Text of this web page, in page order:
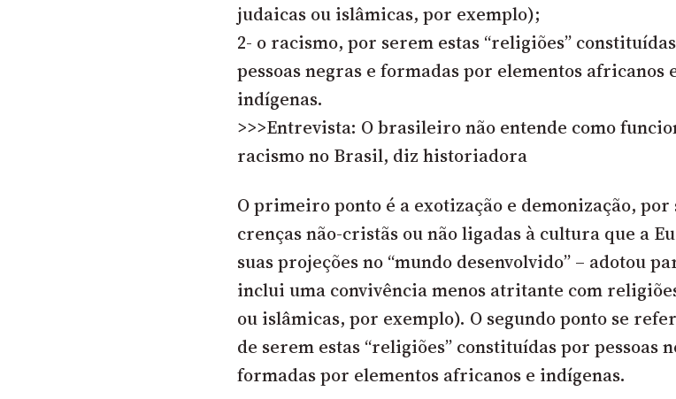
judaicas ou islâmicas, por exemplo);
2- o racismo, por serem estas “religiões”
pessoas negras e formadas por elementos africanos
indígenas.
>>>Entrevista: O brasileiro não entende como
racismo no Brasil, diz historiadora
O primeiro ponto é a exotização e demonização, por
crenças não-cristãs ou não ligadas à cultura que a
suas projeções no “mundo desenvolvido” – adotou
inclui uma convivência menos atritante com
ou islâmicas, por exemplo). O segundo ponto se
de serem estas “religiões” constituídas por pessoas
formadas por elementos africanos e indígenas.